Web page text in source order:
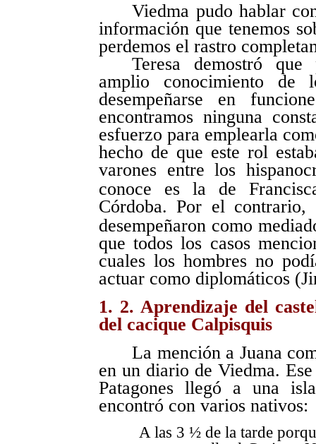
Viedma pudo hablar
información que tenemos
perdemos el rastro
Teresa demostró que
amplio conocimiento
desempeñarse en
encontramos ninguna
esfuerzo para emplearla
hecho de que este rol
varones entre los
conoce es la de
Córdoba. Por el
desempeñaron como
que todos los casos
cuales los hombres no
actuar como diplomáticos
1. 2. Aprendizaje del
del cacique Calpisquis
La mención a Juana
en un diario de Viedma.
Patagones llegó a una
encontró con varios nativos:
A las 3 ½ de la tarde